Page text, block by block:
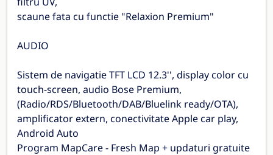
scaune fata cu functie "Relaxion Premium"
AUDIO
Sistem de navigatie TFT LCD 12.3'', display color cu
touch-screen, audio Bose Premium,
(Radio/RDS/Bluetooth/DAB/Bluelink ready/OTA),
amplificator extern, conectivitate Apple car play,
Android Auto
Program MapCare - Fresh Map + updaturi gratuite